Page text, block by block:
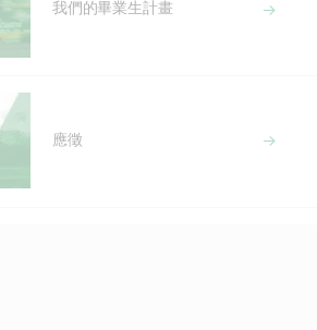
我們的畢業生計畫
應徵